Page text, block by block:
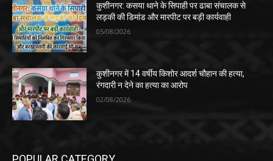
कुशीनगर: कसया थाने के सिपाही पर ढाबा संचालक से
लड़की की डिमांड और मारपीट पर बड़ी कार्यवाही
05/08/2026
कुशीनगर में 14 वर्षीय किशोर आदर्श चौहान की हत्या,
रंगदारी न देने का हत्या का आरोप
02/08/2026